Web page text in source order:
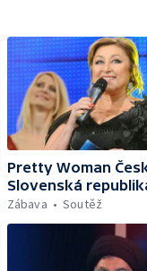
Pretty Woman
Slovenská
Zábava
Soutěž